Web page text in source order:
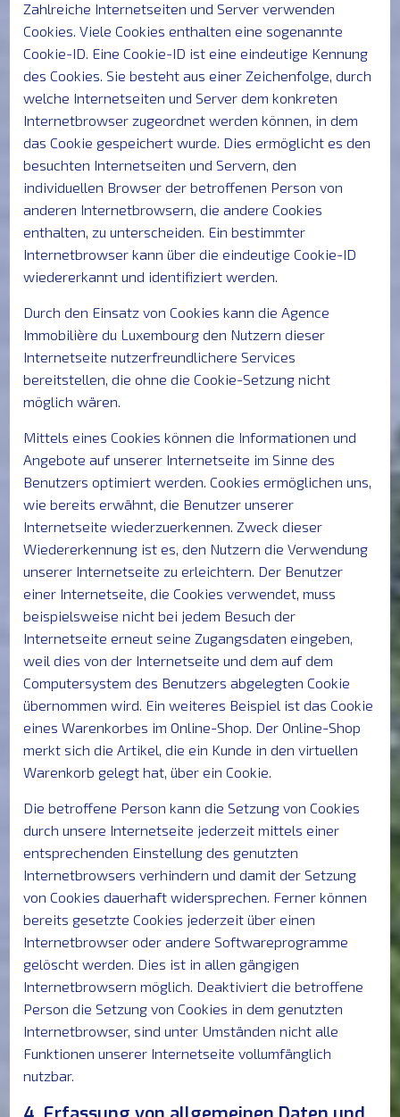
Zahlreiche Internetseiten und Server verwenden
Cookies. Viele Cookies enthalten eine sogenannte
Cookie-ID. Eine Cookie-ID ist eine eindeutige Kennung
des Cookies. Sie besteht aus einer Zeichenfolge, durch
welche Internetseiten und Server dem konkreten
Internetbrowser zugeordnet werden können, in dem
das Cookie gespeichert wurde. Dies ermöglicht es den
besuchten Internetseiten und Servern, den
individuellen Browser der betroffenen Person von
anderen Internetbrowsern, die andere Cookies
enthalten, zu unterscheiden. Ein bestimmter
Internetbrowser kann über die eindeutige Cookie-ID
wiedererkannt und identifiziert werden.
Durch den Einsatz von Cookies kann die Agence
Immobilière du Luxembourg den Nutzern dieser
Internetseite nutzerfreundlichere Services
bereitstellen, die ohne die Cookie-Setzung nicht
möglich wären.
Mittels eines Cookies können die Informationen und
Angebote auf unserer Internetseite im Sinne des
Benutzers optimiert werden. Cookies ermöglichen uns,
wie bereits erwähnt, die Benutzer unserer
Internetseite wiederzuerkennen. Zweck dieser
Wiedererkennung ist es, den Nutzern die Verwendung
unserer Internetseite zu erleichtern. Der Benutzer
einer Internetseite, die Cookies verwendet, muss
beispielsweise nicht bei jedem Besuch der
Internetseite erneut seine Zugangsdaten eingeben,
weil dies von der Internetseite und dem auf dem
Computersystem des Benutzers abgelegten Cookie
übernommen wird. Ein weiteres Beispiel ist das Cookie
eines Warenkorbes im Online-Shop. Der Online-Shop
merkt sich die Artikel, die ein Kunde in den virtuellen
Warenkorb gelegt hat, über ein Cookie.
Die betroffene Person kann die Setzung von Cookies
durch unsere Internetseite jederzeit mittels einer
entsprechenden Einstellung des genutzten
Internetbrowsers verhindern und damit der Setzung
von Cookies dauerhaft widersprechen. Ferner können
bereits gesetzte Cookies jederzeit über einen
Internetbrowser oder andere Softwareprogramme
gelöscht werden. Dies ist in allen gängigen
Internetbrowsern möglich. Deaktiviert die betroffene
Person die Setzung von Cookies in dem genutzten
Internetbrowser, sind unter Umständen nicht alle
Funktionen unserer Internetseite vollumfänglich
nutzbar.